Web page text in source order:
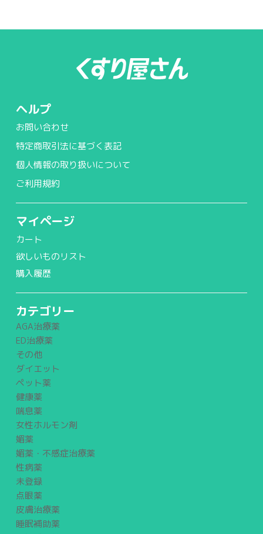
ヘルプ
お問い合わせ
特定商取引法に基づく表記
個人情報の取り扱いについて
ご利用規約
マイページ
カート
欲しいものリスト
購入履歴
カテゴリー
AGA治療薬
ED治療薬
その他
ダイエット
ペット薬
健康薬
喘息薬
女性ホルモン剤
媚薬
媚薬・不感症治療薬
性病薬
未登録
点眼薬
皮膚治療薬
睡眠補助薬